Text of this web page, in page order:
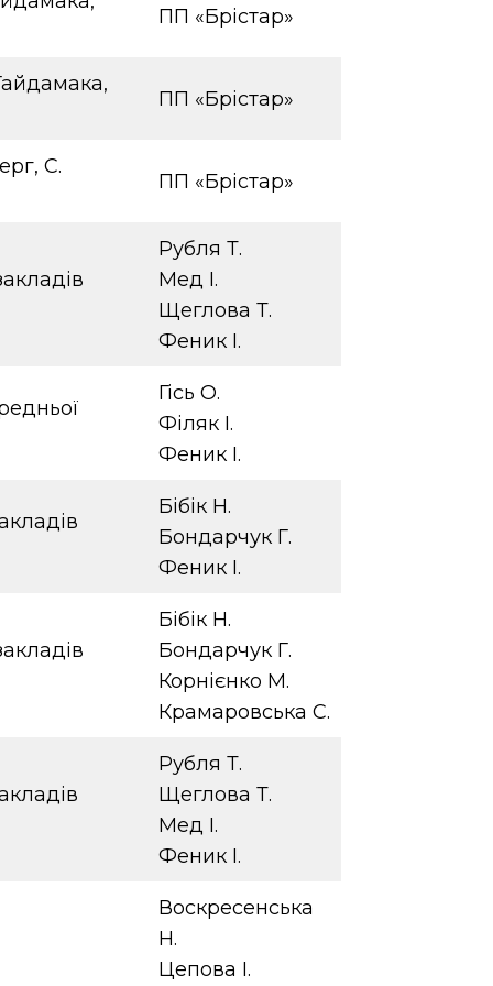
ПП «Брістар»
ПП «Брістар»
С.
ПП «Брістар»
Рубля Т.
Мед І.
Щеглова Т.
Феник І.
Гісь О.
Філяк І.
Феник І.
Бібік Н.
Бондарчук Г.
Феник І.
Бібік Н.
Бондарчук Г.
Корнієнко М.
Крамаровська С.
Рубля Т.
Щеглова Т.
Мед І.
Феник І.
Воскресенська
Н.
Цепова І.